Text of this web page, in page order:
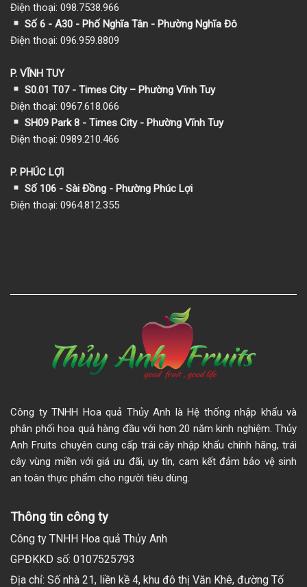
Điện thoại: 098.7538.966
Số 6 - A30 - Phố Nghĩa Tân - Phường Nghĩa Đô
Điện thoại: 096.959.8809
P. VĨNH TUY
S0.01 T07 - Times City – Phường Vĩnh Tuy
Điện thoại: 0967.618.066
SH09 Park 8 - Times City - Phường Vĩnh Tuy
Điện thoại: 0989.210.466
P. PHÚC LỢI
Số 106 - Sài Đồng - Phường Phúc Lợi
Điện thoại: 0964.812.355
Công ty TNHH Hoa quả Thủy Anh là Hệ thống nhập khẩu và
phân phối hoa quả hàng đầu với hơn 20 năm kinh nghiệm. Thủy
Anh Fruits chuyên cung cấp trái cây nhập khẩu chính hãng, trái
cây vùng miền với giá ưu đãi, uy tín, cam kết đảm bảo vệ sinh
an toàn thực phẩm cho người tiêu dùng.
Thông tin công ty
Công ty TNHH Hoa quả Thủy Anh
GPĐKKD số: 0107525793
Địa chỉ: Số nhà 21, liền kề 4, khu đô thị Văn Khê, đường Tố